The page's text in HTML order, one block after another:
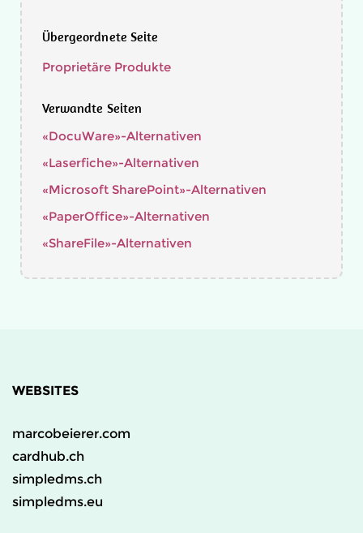
Übergeordnete Seite
Proprietäre Produkte
Verwandte Seiten
«DocuWare»-Alternativen
«Laserfiche»-Alternativen
«Microsoft SharePoint»-Alternativen
«PaperOffice»-Alternativen
«ShareFile»-Alternativen
WEBSITES
marcobeierer.com
cardhub.ch
simpledms.ch
simpledms.eu